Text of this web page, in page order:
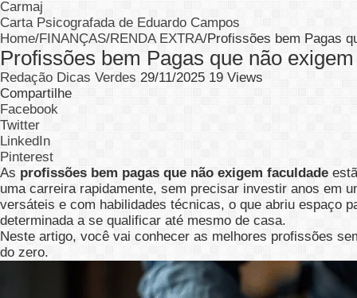
Carmaj
Carta Psicografada de Eduardo Campos
Home/FINANÇAS/RENDA EXTRA/Profissões bem Pagas
Profissões bem Pagas que não
Redação Dicas Verdes 29/11/2025 19 Views
Compartilhe
Facebook
Twitter
LinkedIn
Pinterest
As profissões bem pagas que não exigem faculdade
uma carreira rapidamente, sem precisar investir anos em
versáteis e com habilidades técnicas, o que abriu espaço
determinada a se qualificar até mesmo de casa.
Neste artigo, você vai conhecer as melhores profissões
do zero.